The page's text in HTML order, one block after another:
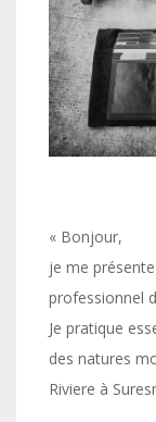
« Bonjour,
je me
professionnel
Je pratique
des natures
Riviere à